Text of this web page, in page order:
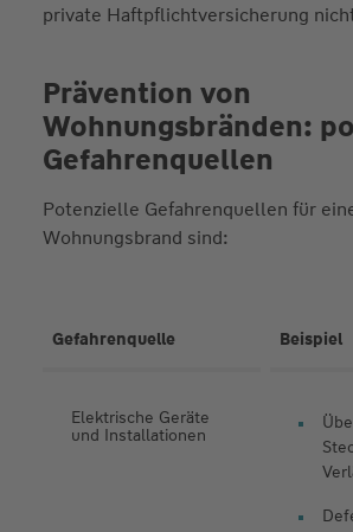
private Haftpflichtversicherung
Prävention von
Wohnungsbränden:
Gefahrenquellen
Potenzielle Gefahrenquellen für
Wohnungsbrand sind:
Gefahrenquelle Beispiel
Elektrische Geräte
und Installationen